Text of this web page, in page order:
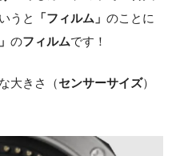
うと 「フィルム」 のことに
のフィルムです！
大きさ（センサーサイズ）